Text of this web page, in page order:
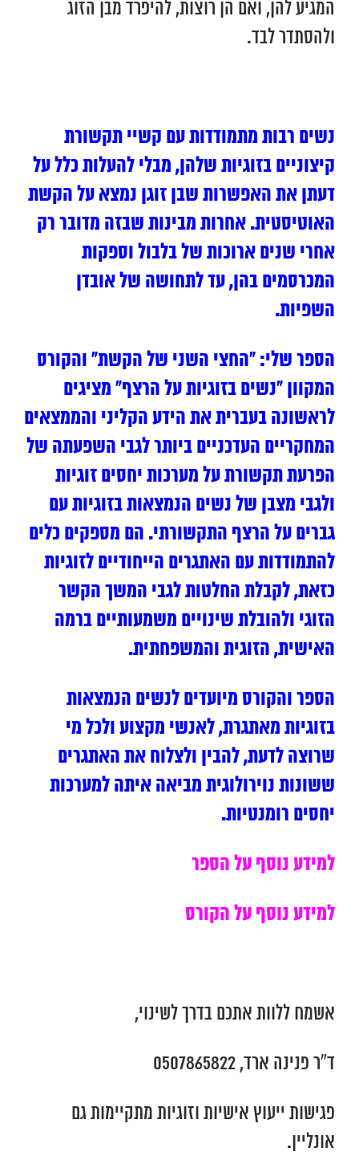
המגיע להן, ואם הן רוצות, להיפרד מבן הזוג
ולהסתדר לבד.
נשים רבות מתמודדות עם קשיי תקשורת
קיצוניים בזוגיות שלהן, מבלי להעלות כלל על
דעתן את האפשרות שבן זוגן נמצא על הקשת
האוטיסטית. אחרות מבינות שבזה מדובר רק
אחרי שנים ארוכות של בלבול וספקות
המכרסמים בהן, עד לתחושה של אובדן
השפיות.
הספר שלי: “החצי השני של הקשת” והקורס
המקוון “נשים בזוגיות על הרצף” מציגים
לראשונה בעברית את הידע הקליני והממצאים
המחקריים העדכניים ביותר לגבי השפעתה של
הפרעת תקשורת על מערכות יחסים זוגיות
ולגבי מצבן של נשים הנמצאות בזוגיות עם
גברים על הרצף התקשורתי. הם מספקים כלים
להתמודדות עם האתגרים הייחודיים לזוגיות
כזאת, לקבלת החלטות לגבי המשך הקשר
הזוגי ולהובלת שינויים משמעותיים ברמה
האישית, הזוגית והמשפחתית.
הספר והקורס מיועדים לנשים הנמצאות
בזוגיות מאתגרת, לאנשי מקצוע ולכל מי
שרוצה לדעת, להבין ולצלוח את האתגרים
ששונות נוירולוגית מביאה איתה למערכות
יחסים רומנטיות.
למידע נוסף על הספר
למידע נוסף על הקורס
אשמח ללוות אתכם בדרך לשינוי,
ד”ר פנינה ארד, 0507865822
פגישות ייעוץ אישיות וזוגיות מתקיימות גם
אונליין.